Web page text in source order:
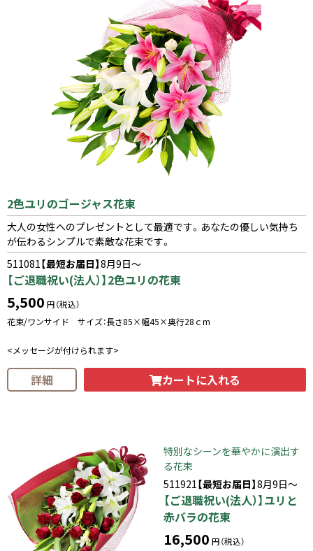
2色ユリのゴージャス花束
大人の女性へのプレゼントとして最適です。あなたの優しい気持ち
が伝わるシンプルで素敵な花束です。
511081【最短お届日】8月9日～
【ご退職祝い(法人）】2色ユリの花束
5,500 円（税込）
花束/ワンサイド サイズ：長さ85×幅45×奥行28ｃm
<メッセージが付けられます>
詳細 カートに入れる
特別なシーンを華やかに演出す
る花束
511921【最短お届日】8月9日～
【ご退職祝い(法人）】ユリと
赤バラの花束
16,500 円（税込）